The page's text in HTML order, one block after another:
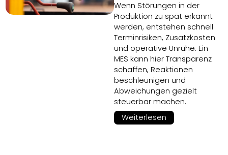
Wenn Störungen in der
Produktion zu spät erkannt
werden, entstehen schnell
Terminrisiken, Zusatzkosten
und operative Unruhe. Ein
MES kann hier Transparenz
schaffen, Reaktionen
beschleunigen und
Abweichungen gezielt
steuerbar machen.
Weiterlesen